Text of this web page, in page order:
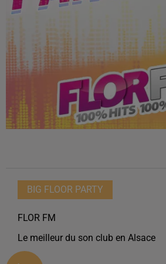
BIG FLOOR PARTY
FLOR FM
Le meilleur du son club en Alsace